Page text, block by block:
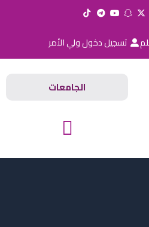
تسجيل دخول ولي الأمر
الجامعات